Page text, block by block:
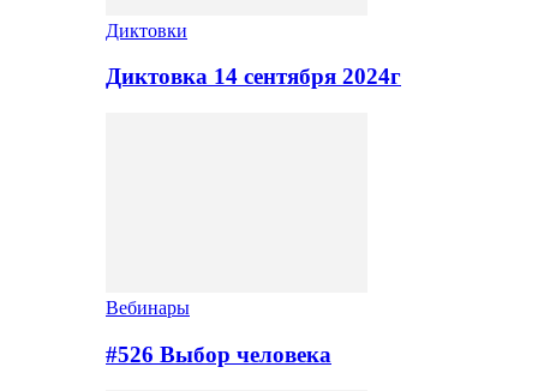
Диктовки
Диктовка 14 сентября 2024г
Вебинары
#526 Выбор человека